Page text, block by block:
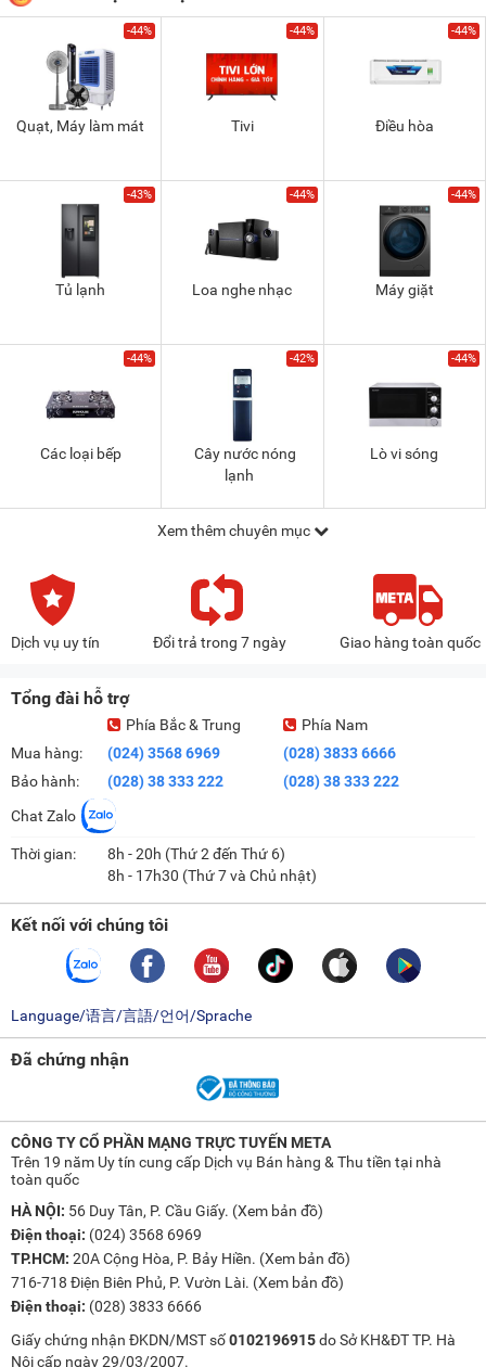
-44%
Quạt, Máy làm mát
-44%
Tivi
-44%
Điều hòa
-43%
Tủ lạnh
-44%
Loa nghe nhạc
-44%
Máy giặt
-44%
Các loại bếp
-42%
Cây nước nóng
lạnh
-44%
Lò vi sóng
Xem thêm chuyên mục
Dịch vụ uy tín Đổi trả trong 7 ngày Giao hàng toàn quốc
Tổng đài hỗ trợ
Mua hàng:
Bảo hành:
Phía Bắc & Trung
(024) 3568 6969
(028) 38 333 222
Phía Nam
(028) 3833 6666
(028) 38 333 222
Chat Zalo
Thời gian:
8h - 20h (Thứ 2 đến Thứ 6)
8h - 17h30 (Thứ 7 và Chủ nhật)
Kết nối với chúng tôi
Language/语言/言語/언어/Sprache
Đã chứng nhận
CÔNG TY CỔ PHẦN MẠNG TRỰC TUYẾN META
Trên 19 năm Uy tín cung cấp Dịch vụ Bán hàng & Thu tiền tại nhà
toàn quốc
HÀ NỘI: 56 Duy Tân, P. Cầu Giấy. (Xem bản đồ)
Điện thoại: (024) 3568 6969
TP.HCM: 20A Cộng Hòa, P. Bảy Hiền. (Xem bản đồ)
716-718 Điện Biên Phủ, P. Vườn Lài. (Xem bản đồ)
Điện thoại: (028) 3833 6666
Giấy chứng nhận ĐKDN/MST số0102196915do Sở KH&ĐT TP. Hà
Nội cấp ngày 29/03/2007.